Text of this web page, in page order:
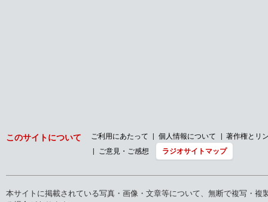
このサイトについて ご利用にあたって 個人情報について
著作権とリ
ご意見・ご感想
ラジオサイトマップ
本サイトに掲載されている写真・画像・文章等について、無断で複写・